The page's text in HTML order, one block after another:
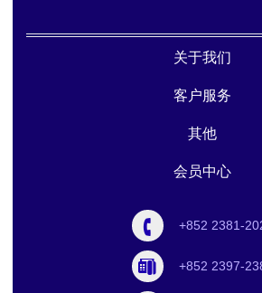
关于我们
客户服务
其他
会员中心
+852 2381-
+852 2397-